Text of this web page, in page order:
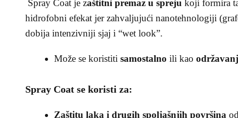
Spray Coat je zaštitni premaz u spreju koji formira
hidrofobni efekat jer zahvaljujući nanotehnologiji
dobija intenzivniji sjaj i “wet look”.
Može se koristiti samostalno ili kao
Spray Coat se koristi za:
Zaštitu laka i drugih spoljašnjih površina